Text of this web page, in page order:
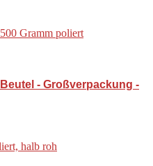
- Großverpackung -